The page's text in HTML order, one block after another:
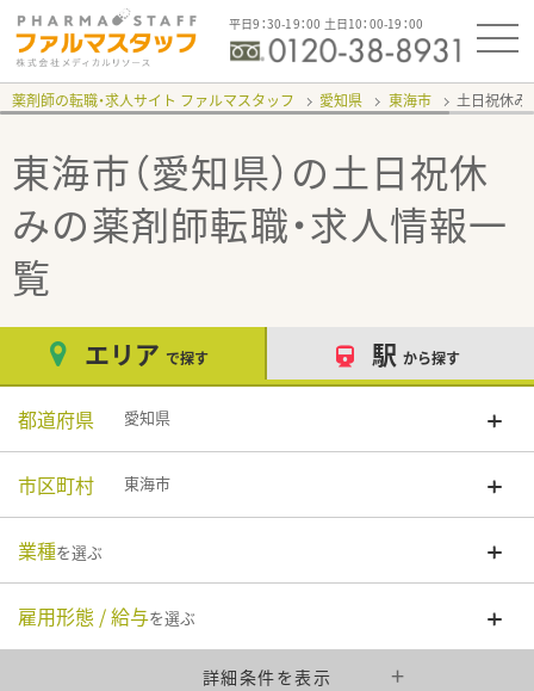
平日9：30-19：00 土日10：00-19：00
薬剤師の転職・求人サイト ファルマスタッフ 愛知県 東海市 土日祝休み
東海市（愛知県）の土日祝休
みの薬剤師転職・求人情報一
覧
エリア で探す 駅 から探す
都道府県 愛知県
市区町村 東海市
業種を選ぶ
雇用形態 / 給与を選ぶ
詳細条件を表示